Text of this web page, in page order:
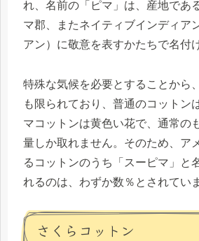
れ、名前の「ピマ」は、産地であ
マ郡、またネイティブインディア
アン）に敬意を表すかたちで名付
特殊な気候を必要とすることから
も限られており、普通のコットン
マコットンは黄色い花で、通常の
量しか取れません。そのため、ア
るコットンのうち「スーピマ」と
れるのは、わずか数％とされてい
さくらコットン